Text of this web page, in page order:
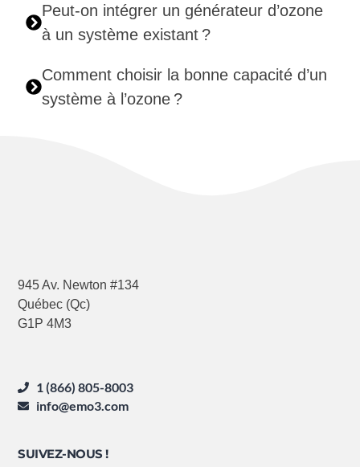
Peut-on intégrer un générateur d’ozone
à un système existant ?
Comment choisir la bonne capacité d’un
système à l’ozone ?
945 Av. Newton #134
Québec (Qc)
G1P 4M3
1 (866) 805-8003
info@emo3.com
SUIVEZ-NOUS !